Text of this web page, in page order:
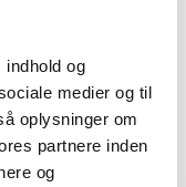
og
medier og til
oplysninger om
partnere inden
og